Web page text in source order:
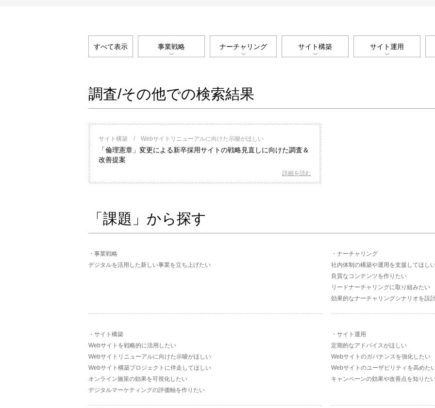
すべて表示 事業戦略 ナーチャリング サイト構築 サイト運用
調査/その他での検索結果
サイト構築 Webサイトリニューアルに向けた示唆がほしい
「倫理憲章」変更による新卒採用サイトの戦略見直しに向けた調査＆
改善提案
詳細を読む
「課題」から探す
事業戦略
デジタルを活用した新しい事業を立ち上げたい
ナーチャリング
社内体制の構築や運用を支援してほし
良質なコンテンツを作りたい
リードナーチャリングに取り組みたい
効果的なナーチャリングシナリオを設
サイト構築
Webサイトを戦略的に活用したい
Webサイトリニューアルに向けた示唆がほしい
Webサイト構築プロジェクトに伴走してほしい
オンライン施策の効果を可視化したい
デジタルマーケティングの評価軸を作りたい
サイト運用
定期的なアドバイスがほしい
Webサイトのガバナンスを強化したい
Webサイトのユーザビリティを高めた
キャンペーンの効果や改善点を知りた